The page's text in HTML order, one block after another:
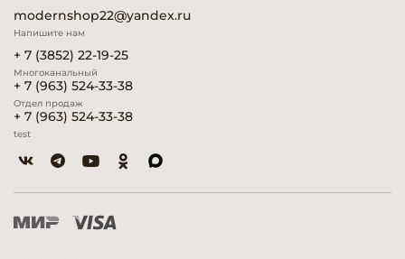
modernshop22@yandex.ru
Напишите нам
+ 7 (3852) 22-19-25
Многоканальный
+ 7 (963) 524-33-38
Отдел продаж
+ 7 (963) 524-33-38
test